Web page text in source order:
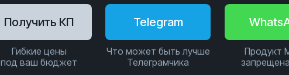
Продукт
Telegram
Что может быть лучше
Телеграмчика
Получить КП
Гибкие цены
под ваш бюджет